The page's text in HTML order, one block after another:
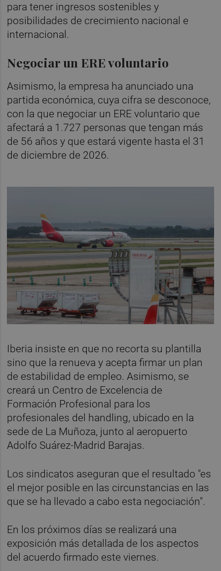
para tener ingresos sostenibles y
posibilidades de crecimiento nacional e
internacional.
Negociar un ERE voluntario
Asimismo, la empresa ha anunciado una
partida económica, cuya cifra se desconoce,
con la que negociar un ERE voluntario que
afectará a 1.727 personas que tengan más
de 56 años y que estará vigente hasta el 31
de diciembre de 2026.
Iberia insiste en que no recorta su plantilla
sino que la renueva y acepta firmar un plan
de estabilidad de empleo. Asimismo, se
creará un Centro de Excelencia de
Formación Profesional para los
profesionales del handling, ubicado en la
sede de La Muñoza, junto al aeropuerto
Adolfo Suárez-Madrid Barajas.
Los sindicatos aseguran que el resultado "es
el mejor posible en las circunstancias en las
que se ha llevado a cabo esta negociación".
En los próximos días se realizará una
exposición más detallada de los aspectos
del acuerdo firmado este viernes.